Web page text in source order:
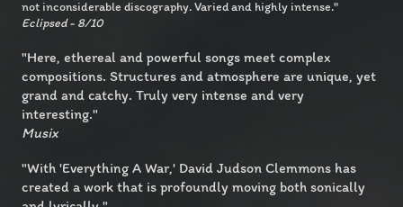
not inconsiderable discography. Varied and highly intense."
Eclipsed - 8/10
"Here, ethereal and powerful songs meet complex
compositions. Structures and atmosphere are unique, yet
grand and catchy. Truly very intense and very
interesting."
Musix
"With 'Everything A War,' David Judson Clemmons has
created a work that is profoundly moving both sonically